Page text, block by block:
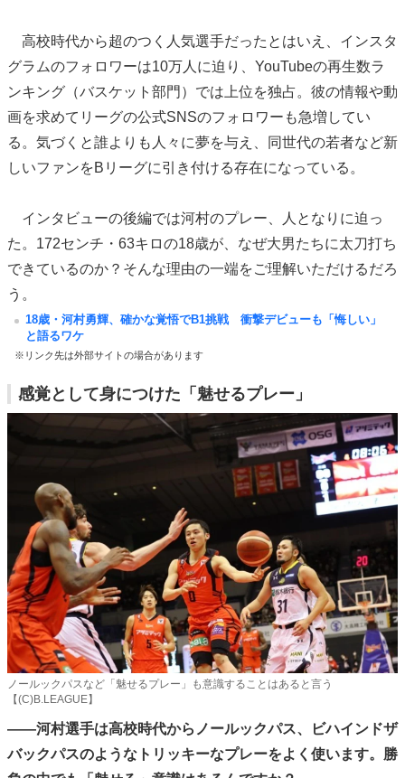
高校時代から超のつく人気選手だったとはいえ、インスタ
グラムのフォロワーは10万人に迫り、YouTubeの再生数ラ
ンキング（バスケット部門）では上位を独占。彼の情報や動
画を求めてリーグの公式SNSのフォロワーも急増してい
る。気づくと誰よりも人々に夢を与え、同世代の若者など新
しいファンをBリーグに引き付ける存在になっている。
インタビューの後編では河村のプレー、人となりに迫っ
た。172センチ・63キロの18歳が、なぜ大男たちに太刀打ち
できているのか？そんな理由の一端をご理解いただけるだろ
う。
18歳・河村勇輝、確かな覚悟でB1挑戦 衝撃デビューも「悔しい」
と語るワケ
※リンク先は外部サイトの場合があります
感覚として身につけた「魅せるプレー」
ノールックパスなど「魅せるプレー」も意識することはあると言う
【(C)B.LEAGUE】
――河村選手は高校時代からノールックパス、ビハインドザ
バックパスのようなトリッキーなプレーをよく使います。勝